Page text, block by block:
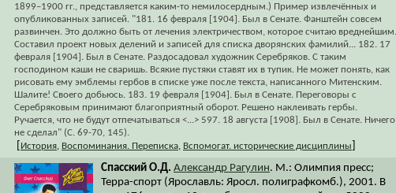
1899–1900 гг., представляется каким-то немилосердным.) Пример извлечённых и
опубликованных записей. "181. 16 февраля [1904]. Был в Сенате. Фанштейн совсем
развинчен. Это должно быть от лечения электричеством, которое считаю вреднейшим.
Составил проект новых делений и записей для списка дворянских фамилий... 182. 17
февраля [1904]. Был в Сенате. Раздосадовал художник Серебряков. С таким
господином каши не сваришь. Всякие пустяки ставят их в тупик. Не может понять, как
рисовать ему эмблемы гербов в списке уже после текста, написанного Митенским.
Шалите! Своего добьюсь. 183. 19 февраля [1904]. Был в Сенате. Переговоры с
Серебряковым принимают благоприятный оборот. Решено наклеивать гербы.
Ручается, что не будут отпечатываться <...> 597. 18 августа [1908]. Был в Сенате. Ничего
не сделал" (С. 69-70, 145).
История Воспоминания. Переписка Вспомогат. исторические дисциплины
Спасский О.Д. Александр Рагулин. М.: Олимпия пресс;
Терра-спорт (Ярославль: Яросл. полиграфкомб.), 2001. В